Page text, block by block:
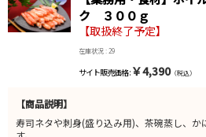
ク ３００ｇ
【取扱終了予定】
在庫状況 : 29
サイト販売価格 : ￥4,390（税込）
【商品説明】
寿司ネタや刺身(盛り込み用)、茶碗蒸し、か